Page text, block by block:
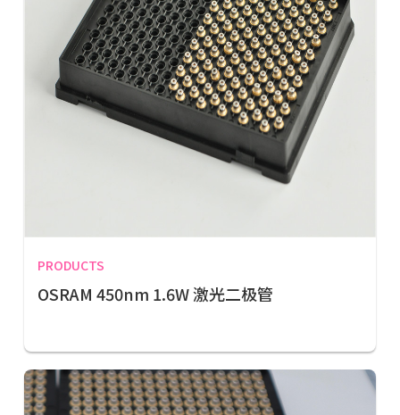
PRODUCTS
OSRAM 450nm 1.6W 激光二极管